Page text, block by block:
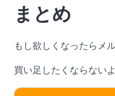
まとめ
もし欲しくなったらメ
買い足したくならない